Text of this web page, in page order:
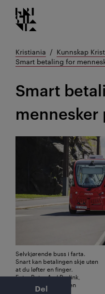
Gå
til
Kristiania logo
Kristiania Kunnskap
Smart betaling for
Smart
mennesker
Selvkjørende buss i farta.
Snart kan betalingen skje uten
at du løfter en finger.
Foto: Ruter As / Redink,
Thomas Haugersveen
Del